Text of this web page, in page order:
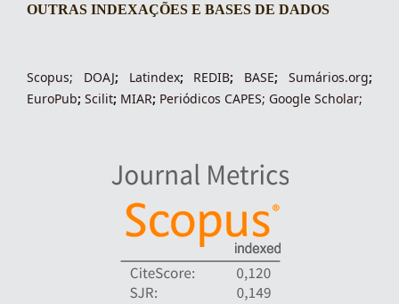
indexacoes-fronteiras
OUTRAS INDEXAÇÕES E BASES DE DADOS
Scopus; DOAJ; Latindex; REDIB; BASE;Sumários.org;
EuroPub; Scilit; MIAR; Periódicos CAPES; Google Scholar;
indexadores-fronteiras